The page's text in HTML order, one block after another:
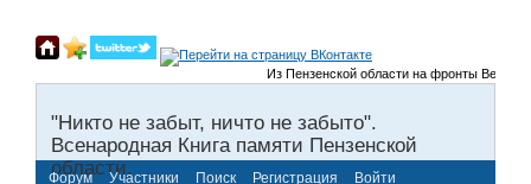
Из Пензенской области на фронты
"Никто не забыт, ничто не забыто".
Всенародная Книга памяти Пензенской
области.
Форум Участники Поиск Регистрация Войти